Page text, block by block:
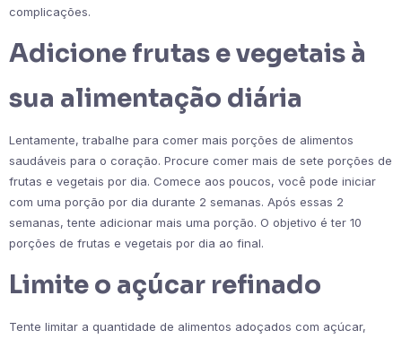
complicações.
Adicione frutas e vegetais à
sua alimentação diária
Lentamente, trabalhe para comer mais porções de alimentos
saudáveis ​​para o coração. Procure comer mais de sete porções de
frutas e vegetais por dia. Comece aos poucos, você pode iniciar
com uma porção por dia durante 2 semanas. Após essas 2
semanas, tente adicionar mais uma porção. O objetivo é ter 10
porções de frutas e vegetais por dia ao final.
Limite o açúcar refinado
Tente limitar a quantidade de alimentos adoçados com açúcar,